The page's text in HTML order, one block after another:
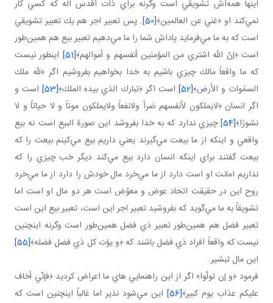
اينها همه‌اش تشويقي است وگرنه براي ذات اقدس اله كه كسي كار
نمي‌كند او ﴿غني عن العالمين﴾[50]
. پس تعبير اجر هم يك تعبير تشويقي
است كه به ما مي‌فرمايد پاداش شما را ما مي‌دهيم تعبير بيع هم همين‌طور
است ﴿إنّ الله اشتري من المؤمنين أنفسهم و أموالهم﴾[51]
اينطور نيست
كه ما واقعاً مالك چيزي باشيم به خدا بخواهيم بفروشيم اگر ﴿لله ملك
السمٰوات و الأرض﴾[52] است اگر ﴿تبارك الذي بيده الملك﴾[53]
است و
اگر انسان ﴿لايملكون لأنفسهم ضراً ولانفعاً ولايملكون موتاً و لا حياتاً و لا
نشورًا﴾[54]
چيزي ندارد كه به خدا بفروشد اين صورة البيع است نه بيع
واقعي و اينكه از ما بيعت مي‌گيرند يعني داريم بيع مي‌كينم بيعت را كه
بيعت گفتند براي اينكه انسان دارد بيع مي‌كند ديگر خب چيزي را كه
نداريم امانت او است دارد از ما مي‌خرد مال خودش را دارد از ما مي‌خرد
روح اين در حقيقت اتحاد عوض و معوّض است هر دو مال او است اما
تشويقاً به ما مي‌گويد كه بفروشيد تعبير اجر اين است، تعبير بيع اين است
تعبير فضل هم همين‌طور تعبير ذي فضل همين‌طور است وگرنه اينچنين
نيست كه واقعاً افراد ذي فضل باشند كه ﴿و يؤت كل ذي فضل فضله﴾[55]
اين مال تبشير.
فرمود ﴿و إن تولّوا﴾ اگر از اين راهنمايي هاي ما اعراض كرديد ﴿فإنّي أخاف
عليكم عذاب يوم كبير﴾[56]
اين مي‌شود نذير اما غالباً اينچنين است كه